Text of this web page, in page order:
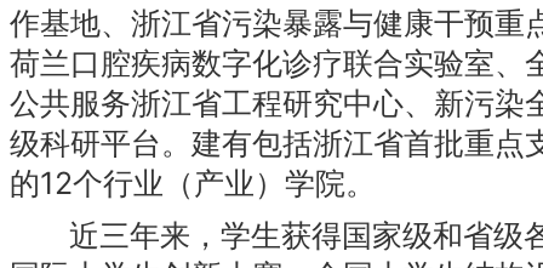
作基地、浙江省污染暴露与健康干预
荷兰口腔疾病数字化诊疗联合实验室
公共服务浙江省工程研究中心、新污
级科研平台。建有包括浙江省首批重
的12个行业（产业）学院。
近三年来，学生获得国家级和省级